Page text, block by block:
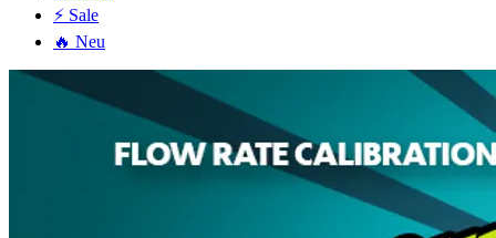
⚡ Sale
🔥 Neu